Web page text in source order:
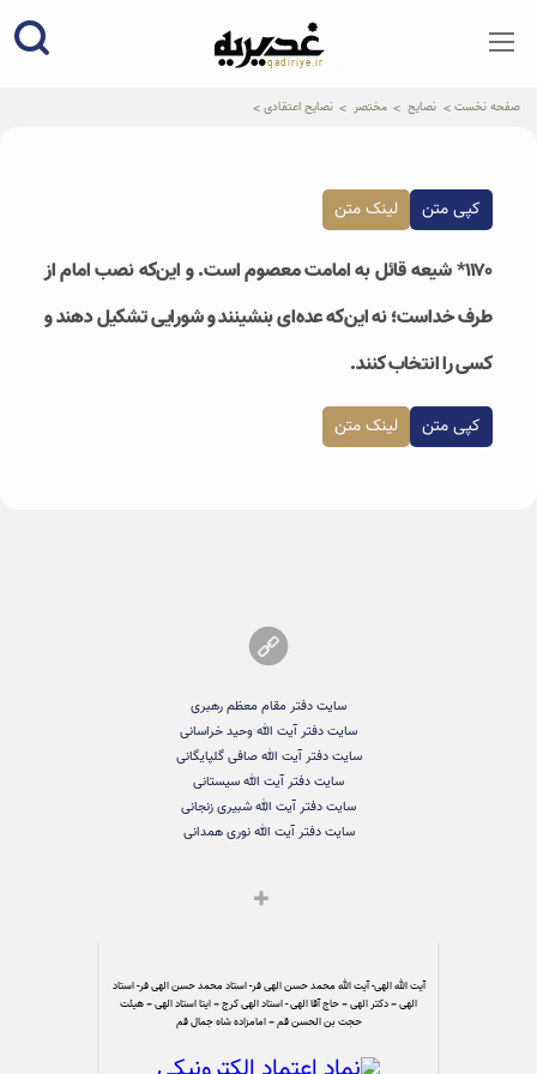
qadiriye.ir
نشریه ی غدیریه-بیانات استاد
صفحه نخست نصایح مختصر نصایح اعتقادی
کپی متن لینک متن
۱۱۷۰* شیعه قائل به امامت معصوم است. و این‌که نصب امام از
طرف خداست؛ نه این‌که عده‌ای بنشینند و شورایی تشکیل دهند و
کسی را انتخاب کنند.
کپی متن لینک متن
سایت دفتر مقام معظم رهبری
سایت دفتر آیت الله وحید خراسانی
سایت دفتر آیت الله صافی گلپایگانی
سایت دفتر آیت الله سیستانی
سایت دفتر آیت الله شبیری زنجانی
سایت دفتر آیت الله نوری همدانی
آیت الله الهی- آیت الله محمد حسن الهی فر- استاد محمد حسن الهی فر- استاد
الهی – دکتر الهی – حاج آقا الهی - استاد الهی کرج – ایتا استاد الهی – هیئت
حجت بن الحسن قم – امامزاده شاه جمال قم